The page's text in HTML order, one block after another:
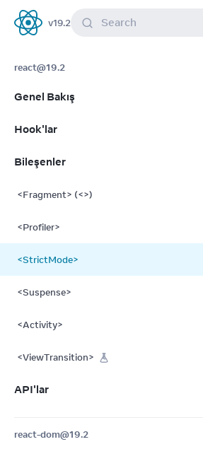
React
v19.2 Search
react@19.2
Genel Bakış
Hook'lar
Bileşenler
<Fragment> (<>)
<Profiler>
<StrictMode>
<Suspense>
<Activity>
<ViewTransition>
API'lar
react-dom@19.2